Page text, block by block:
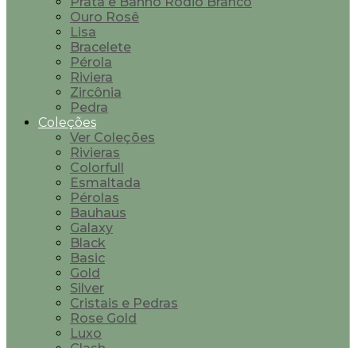
Ouro Rosê
Lisa
Bracelete
Pérola
Riviera
Zircônia
Pedra
Coleções
Ver Coleções
Rivieras
Colorfull
Esmaltada
Pérolas
Bauhaus
Galaxy
Black
Basic
Gold
Silver
Cristais e Pedras
Rose Gold
Luxo